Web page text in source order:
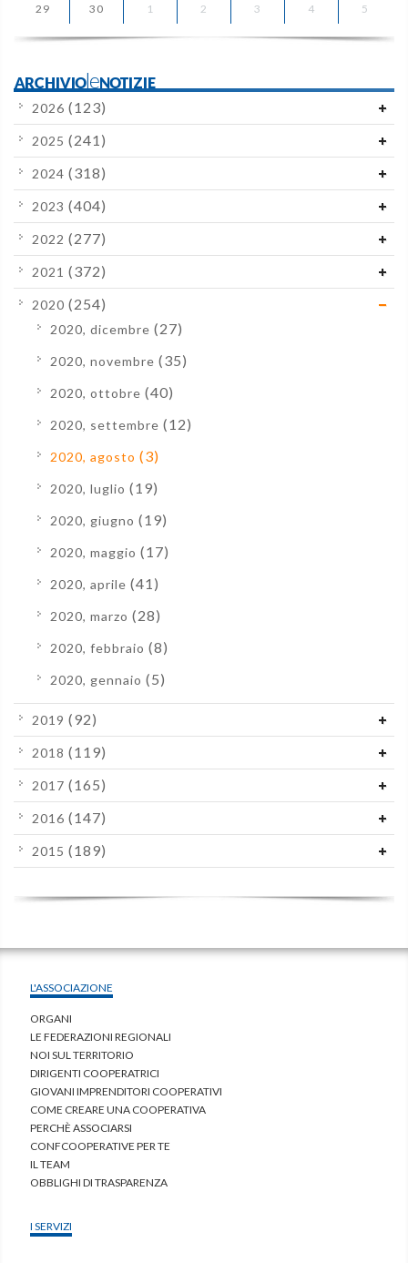
29 30 1 2 3 4 5
ARCHIVIOleNOTIZIE
2026 (123)
2025 (241)
2024 (318)
2023 (404)
2022 (277)
2021 (372)
2020 (254)
2020, dicembre (27)
2020, novembre (35)
2020, ottobre (40)
2020, settembre (12)
2020, agosto (3)
2020, luglio (19)
2020, giugno (19)
2020, maggio (17)
2020, aprile (41)
2020, marzo (28)
2020, febbraio (8)
2020, gennaio (5)
2019 (92)
2018 (119)
2017 (165)
2016 (147)
2015 (189)
L'ASSOCIAZIONE
ORGANI
LE FEDERAZIONI REGIONALI
NOI SUL TERRITORIO
DIRIGENTI COOPERATRICI
GIOVANI IMPRENDITORI COOPERATIVI
COME CREARE UNA COOPERATIVA
PERCHÈ ASSOCIARSI
CONFCOOPERATIVE PER TE
IL TEAM
OBBLIGHI DI TRASPARENZA
I SERVIZI